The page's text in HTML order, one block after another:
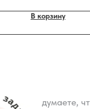
В корзину
думаете,